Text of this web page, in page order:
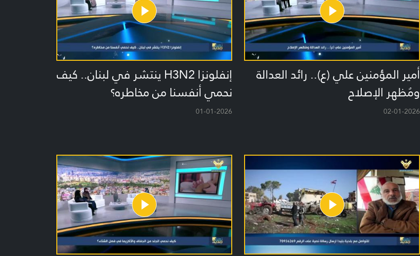
أمير المؤمنين علي (ع).. رائد العدالة
ومُظهر الإصلاح
02-01-2026
إنفلونزا H3N2 ينتشر في لبنان.. كيف
نحمي أنفسنا من مخاطره؟
01-01-2026